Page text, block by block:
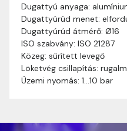
Dugattyú anyaga:
Dugattyúrúd menet:
Dugattyúrúd átmérő: Ø16
ISO szabvány: ISO 21287
Közeg: sűrített levegő
Löketvég csillapítás:
Üzemi nyomás: 1…10 bar
ideig tart, előre
Szállítási díj: A
és a szállítási cím
díjat a vásárlás
mielőtt a rendelést